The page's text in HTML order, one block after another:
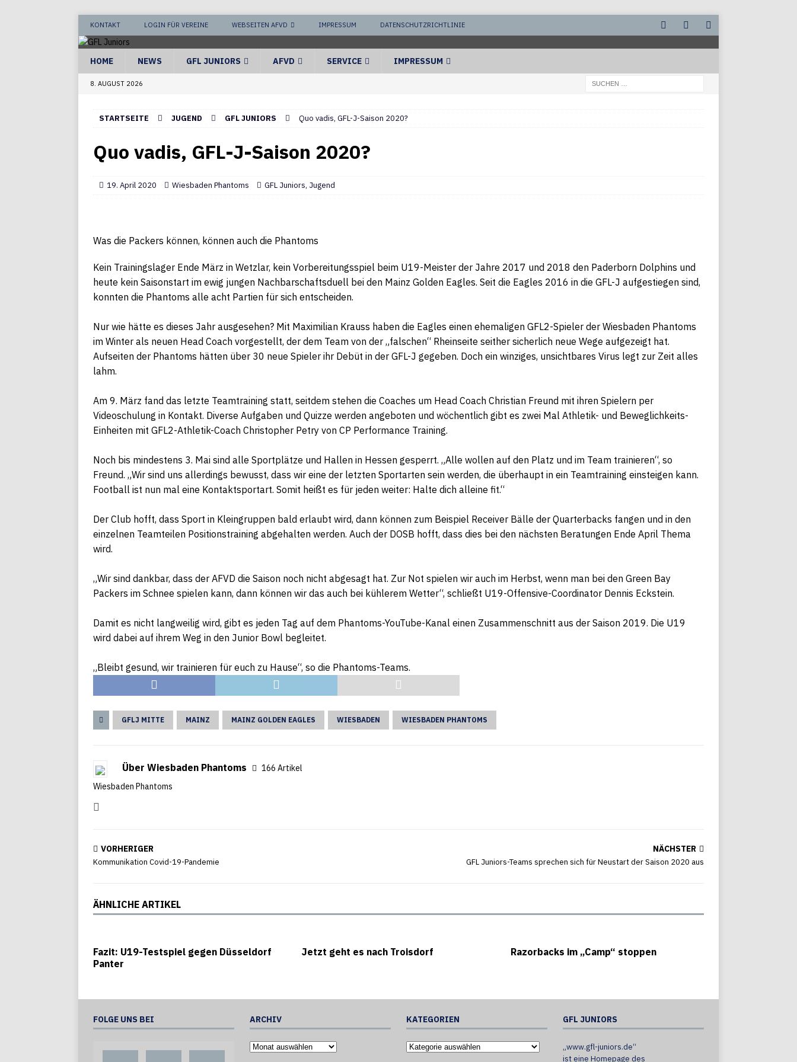
KONTAKT LOGIN FÜR VEREINE WEBSEITEN AFVD IMPRESSUM DATENSCHUTZRICHTLINIE
HOME NEWS GFL JUNIORS AFVD SERVICE IMPRESSUM
8. AUGUST 2026
STARTSEITE JUGEND GFL JUNIORS Quo vadis, GFL-J-Saison 2020?
Quo vadis, GFL-J-Saison 2020?
19. April 2020 Wiesbaden Phantoms GFL Juniors, Jugend
Was die Packers können, können auch die Phantoms
Kein Trainingslager Ende März in Wetzlar, kein Vorbereitungsspiel beim U19-Meister der Jahre 2017 und 2018 den Paderborn Dolphins und
heute kein Saisonstart im ewig jungen Nachbarschaftsduell bei den Mainz Golden Eagles. Seit die Eagles 2016 in die GFL-J aufgestiegen sind,
konnten die Phantoms alle acht Partien für sich entscheiden.
Nur wie hätte es dieses Jahr ausgesehen? Mit Maximilian Krauss haben die Eagles einen ehemaligen GFL2-Spieler der Wiesbaden Phantoms
im Winter als neuen Head Coach vorgestellt, der dem Team von der „falschen“ Rheinseite seither sicherlich neue Wege aufgezeigt hat.
Aufseiten der Phantoms hätten über 30 neue Spieler ihr Debüt in der GFL-J gegeben. Doch ein winziges, unsichtbares Virus legt zur Zeit alles
lahm.
Am 9. März fand das letzte Teamtraining statt, seitdem stehen die Coaches um Head Coach Christian Freund mit ihren Spielern per
Videoschulung in Kontakt. Diverse Aufgaben und Quizze werden angeboten und wöchentlich gibt es zwei Mal Athletik- und Beweglichkeits-
Einheiten mit GFL2-Athletik-Coach Christopher Petry von CP Performance Training.
Noch bis mindestens 3. Mai sind alle Sportplätze und Hallen in Hessen gesperrt. „Alle wollen auf den Platz und im Team trainieren“, so
Freund. „Wir sind uns allerdings bewusst, dass wir eine der letzten Sportarten sein werden, die überhaupt in ein Teamtraining einsteigen kann.
Football ist nun mal eine Kontaktsportart. Somit heißt es für jeden weiter: Halte dich alleine fit.“
Der Club hofft, dass Sport in Kleingruppen bald erlaubt wird, dann können zum Beispiel Receiver Bälle der Quarterbacks fangen und in den
einzelnen Teamteilen Positionstraining abgehalten werden. Auch der DOSB hofft, dass dies bei den nächsten Beratungen Ende April Thema
wird.
„Wir sind dankbar, dass der AFVD die Saison noch nicht abgesagt hat. Zur Not spielen wir auch im Herbst, wenn man bei den Green Bay
Packers im Schnee spielen kann, dann können wir das auch bei kühlerem Wetter“, schließt U19-Offensive-Coordinator Dennis Eckstein.
Damit es nicht langweilig wird, gibt es jeden Tag auf dem Phantoms-YouTube-Kanal einen Zusammenschnitt aus der Saison 2019. Die U19
wird dabei auf ihrem Weg in den Junior Bowl begleitet.
„Bleibt gesund, wir trainieren für euch zu Hause“, so die Phantoms-Teams.
GFLJ MITTE MAINZ MAINZ GOLDEN EAGLES WIESBADEN WIESBADEN PHANTOMS
Über Wiesbaden Phantoms
166 Artikel
Wiesbaden Phantoms
VORHERIGER
Kommunikation Covid-19-Pandemie
NÄCHSTER
GFL Juniors-Teams sprechen sich für Neustart der Saison 2020 aus
ÄHNLICHE ARTIKEL
Fazit: U19-Testspiel gegen Düsseldorf
Panter
Jetzt geht es nach Troisdorf Razorbacks im „Camp“ stoppen
FOLGE UNS BEI ARCHIV KATEGORIEN GFL JUNIORS
„www.gfl-juniors.de“
ist eine Homepage des